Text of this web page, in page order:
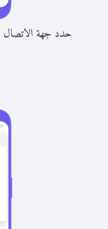
حدد جهة الاتصال